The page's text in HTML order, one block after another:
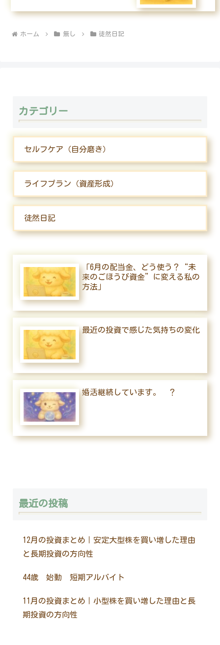
ホーム 無し 徒然日記
カテゴリー
セルフケア（自分磨き）
ライフプラン（資産形成）
徒然日記
「6月の配当金、どう使う？“未
来のごほうび資金”に変える私の
方法」
最近の投資で感じた気持ちの変化
婚活継続しています。 ？
最近の投稿
12月の投資まとめ｜安定大型株を買い増した理由
と長期投資の方向性
44歳 始動 短期アルバイト
11月の投資まとめ｜小型株を買い増した理由と長
期投資の方向性